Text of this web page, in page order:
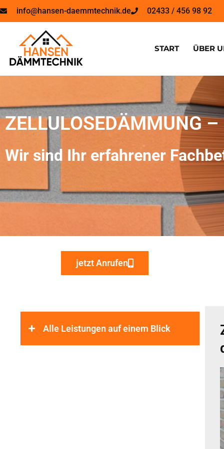
info@hansen-daemmtechnik.de 02433 / 456 98 92
START ÜBER
ZELLULOSEDÄMMUNG –
Wir sind Ihr erfahrener
jetzt Anrufen
Alle Leistungen auf einem Blick